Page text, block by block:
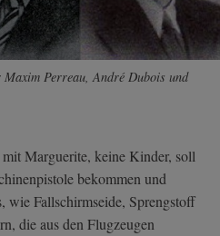
Perreau, André Dubois und
Marguerite, keine Kinder, soll
bekommen und
wie Fallschirmseide, Sprengstoff
die aus den Flugzeugen